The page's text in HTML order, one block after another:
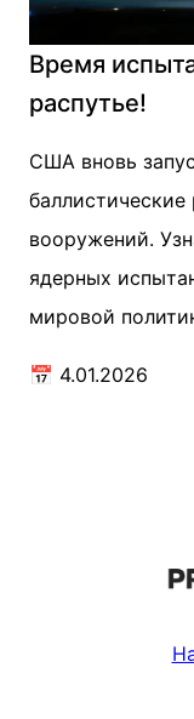
Время
распутье!
США вновь
вооружений.
ядерных
мировой
📅 4.01.2026